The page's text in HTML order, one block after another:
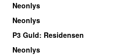
Neonlys
Neonlys
P3 Guld: Residensen
Neonlys